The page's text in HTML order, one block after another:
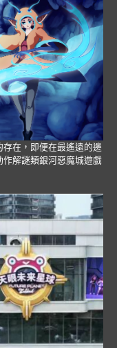
在，即便在最遙遠的邊
解謎類銀河惡魔城遊戲